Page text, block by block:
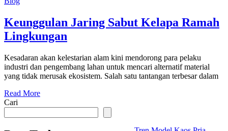
Keunggulan Jaring Sabut Kelapa Ramah
Lingkungan
Kesadaran akan kelestarian alam kini mendorong para pelaku
industri dan pengembang lahan untuk mencari alternatif material
yang tidak merusak ekosistem. Salah satu tantangan terbesar dalam
Read More
Cari